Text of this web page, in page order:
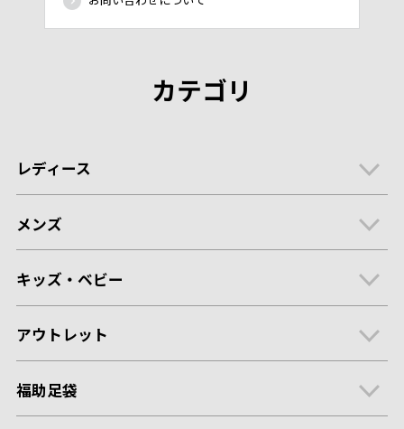
カテゴリ
レディース
メンズ
キッズ・ベビー
アウトレット
福助足袋